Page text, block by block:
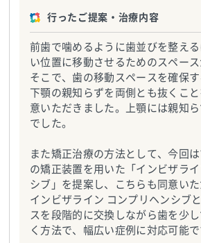
行ったご提案・治療内容
前歯で噛めるように歯並びを整え
い位置に移動させるためのスペース
そこで、歯の移動スペースを確保す
下顎の親知らずを両側とも抜くこ
意いただきました。上顎には親知
でした。
また矯正治療の方法として、今回
の矯正装置を用いた「インビザラ
シブ」を提案し、こちらも同意いた
インビザライン コンプリヘンシブ
スを段階的に交換しながら歯を少
く方法で、幅広い症例に対応可能で